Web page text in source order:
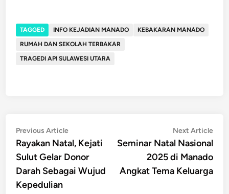
TAGGED INFO KEJADIAN MANADO
KEBAKARAN MANADO
RUMAH DAN SEKOLAH TERBAKAR
TRAGEDI API SULAWESI UTARA
Post
navigation
Previous ArticlePrevious
article:
Rayakan Natal, Kejati
Sulut Gelar Donor
Darah Sebagai Wujud
Kepedulian
Next Article
Seminar Natal Nasional
2025 di Manado
Angkat Tema Keluarga